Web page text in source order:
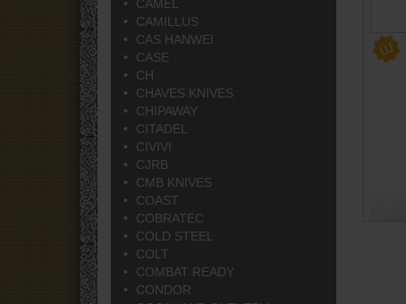
CAMEL
CAMILLUS
CAS HANWEI
CASE
CH
CHAVES KNIVES
CHIPAWAY
CITADEL
CIVIVI
CJRB
CMB KNIVES
COAST
COBRATEC
COLD STEEL
COLT
COMBAT READY
CONDOR